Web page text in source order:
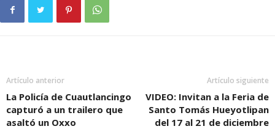
Artículo anterior
La Policía de Cuautlancingo
capturó a un trailero que
asaltó un Oxxo
Artículo siguiente
VIDEO: Invitan a la Feria de
Santo Tomás Hueyotlipan
del 17 al 21 de diciembre